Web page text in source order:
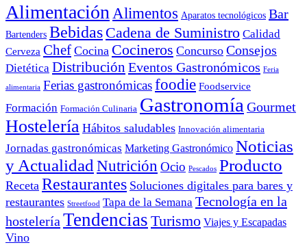
Alimentación Alimentos Aparatos tecnológicos Bar
Bartenders Bebidas Cadena de Suministro Calidad
Cerveza Chef Cocina Cocineros Concurso Consejos
Dietética Distribución Eventos Gastronómicos Feria
alimentaria Ferias gastronómicasfoodie Foodservice
Formación Formación Culinaria Gastronomía Gourmet
Hostelería Hábitos saludables Innovación alimentaria
Jornadas gastronómicas Marketing Gastronómico Noticias
y Actualidad Nutrición Ocio Pescados Producto
Receta Restaurantes Soluciones digitales para bares y
restaurantes Streetfood Tapa de la Semana Tecnología en la
hostelería Tendencias Turismo Viajes y Escapadas
Vino